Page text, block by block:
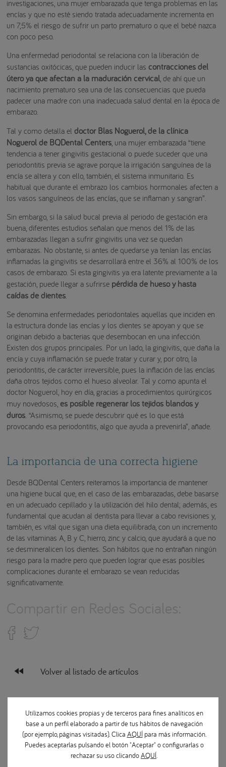
investigaciones, una mujer embarazada que tenga problemas en las
encías y que no esté siendo tratada adecuadamente incrementa en
un 7,5% el riesgo de sufrir un parto prematuro o que el bebé nazca
con poco peso.
Una enfermedad periodontal se relaciona con la liberación de
sustancias oxitócicas, que pueden inducir las contracciones del
útero ya que afectan a la maduración cervical, de ahí que un
nacimiento prematuro sea una de las consecuencias que pueda
padecer una madre con una inadecuada salud dental en la época de
embarazo.
Tal y como detalla el doctor Blas Noguerol, de la clínica
Noguerol de BQDental Centers, una mujer embarazada “tiene
tendencia a tener gingivitis gestacional o puede suceder que una
periodontitis previa se agrave porque la irrigación sanguínea de la
encía se altera y con ello, también, el sistema inmunitario. Es
habitual que durante el embrazo los cambios hormonales afecten a
los vasos sanguíneos de las encías, que se inflaman y sangran”.
Sin embargo, si la salud bucal previa al periodo de gestación era
buena, diferentes estudios señalan que menos del 1% de las
embarazadas llegan a sufrir gingivitis una vez se quedan
embarazas. No obstante, si antes de quedarse ya tenían las encías
inflamadas la gingivitis se desarrollará entre el 36% al 100% de los
casos de embarazo. Si esta gingivitis ya era latente previamente a la
gestación, puede llegar a sufrirse pérdida de hueso y hasta
caídas de dientes.
Se denomina enfermedades periodontales aquellas que inciden en
la estructura donde las encías y los dientes se apoyan y que se
originan debido a bacterias que desembocan en una infección.
Existen dos grupos principales. Por un lado, la gingivitis, que daña la
encía y cuya inflamación se puede tratar y curar y, por otro, la
periodontitis, de carácter irreversible, pues la inflación de las encías
daña otros tejidos como el hueso alveolar. Tal y como apunta el
doctor Noguerol, hoy en día, gracias a procedimientos quirúrgicos
muy novedosos, es posible regenerar los tejidos blandos y
duros. “Asimismo, se puede descubrir qué es lo que está
provocando esa periodontitis, algo que ayuda a prevenirla”, añade.
La importancia de una correcta higiene
Desde BQDental Centers reiteramos la importancia de mantener
una higiene bucal que, en el caso de las embarazadas, debe basarse
en un adecuado cepillado y la utilización del hilo dental; además, es
fundamental que acudan al dentista para llevar a cabo revisiones y,
también, es vital que sigan una dieta equilibrada, con un incremento
de las vitaminas A, B y C, hierro, zinc y calcio, que ayudará a que no
se desmineralicen los dientes. Son hábitos que no entrañan ningún
riesgo para la madre pero que pueden lograr que esas posibles
complicaciones durante el embarazo se vean reducidas
significativamente.
fast_rewind Volver al listado de artículos
Categorías Magazine
Prevención en salud dental
Utilizamos cookies propias y de terceros para fines analíticos en
base a un perfil elaborado a partir de tus hábitos de navegación
(por ejemplo, páginas visitadas). Clica AQUÍpara más información.
Puedes aceptarlas pulsando el botón "Aceptar" o configurarlas o
rechazar su uso clicandoAQUÍ.